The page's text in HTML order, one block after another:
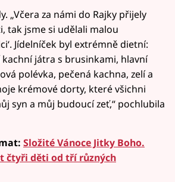
„Včera za námi do Rajky přijely
tak jsme si udělali malou
Jídelníček byl extrémně dietní:
játra s brusinkami, hlavní
polévka, pečená kachna, zelí a
krémové dorty, které všichni
syn a můj budoucí zeť,“ pochlubila
Složité Vánoce Jitky Boho.
čtyři děti od tří různých